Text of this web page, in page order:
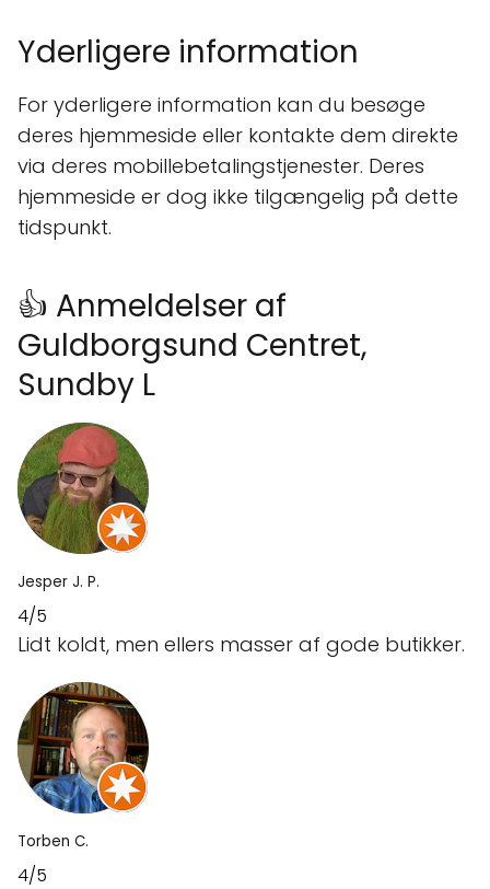
Yderligere information
For yderligere information kan du besøge
deres hjemmeside eller kontakte dem direkte
via deres mobillebetalingstjenester. Deres
hjemmeside er dog ikke tilgængelig på dette
tidspunkt.
👍 Anmeldelser af
Guldborgsund Centret,
Sundby L
Jesper J. P.
4/5
Lidt koldt, men ellers masser af gode butikker.
Torben C.
4/5